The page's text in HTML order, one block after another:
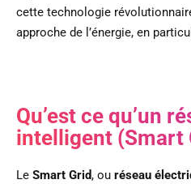
cette technologie
approche de l’énergie, en
Qu’est ce qu’un
intelligent (Smart
Le Smart Grid, ou réseau